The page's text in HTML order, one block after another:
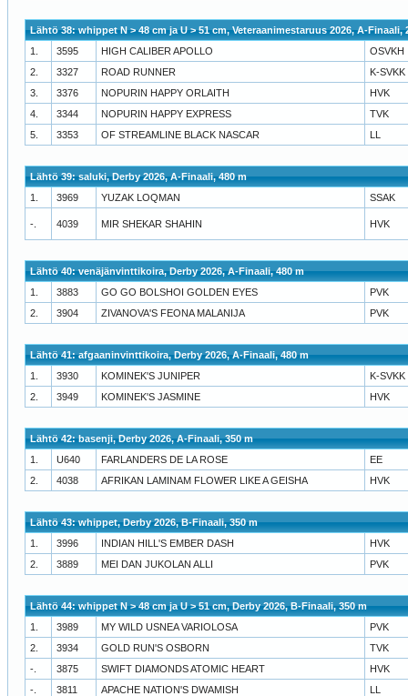
Lähtö 38: whippet N > 48 cm ja U > 51 cm, Veteraanimestaruus 2026, A-Finaali,
1.
3595 HIGH CALIBER APOLLO
OSVKH
2.
3327 ROAD RUNNER
K-SVKK
3.
3376 NOPURIN HAPPY ORLAITH
HVK
4.
3344 NOPURIN HAPPY EXPRESS
TVK
5.
3353 OF STREAMLINE BLACK NASCAR LL
Lähtö 39: saluki, Derby 2026, A-Finaali, 480 m
1.
3969 YUZAK LOQMAN SSAK
-. 4039 MIR SHEKAR SHAHIN HVK
Lähtö 40: venäjänvinttikoira, Derby 2026, A-Finaali, 480 m
1.
3883 GO GO BOLSHOI GOLDEN EYES
PVK
2.
3904 ZIVANOVA'S FEONA MALANIJA PVK
Lähtö 41: afgaaninvinttikoira, Derby 2026, A-Finaali, 480 m
1.
3930 KOMINEK'S JUNIPER
K-SVKK
2.
3949 KOMINEK'S JASMINE HVK
Lähtö 42: basenji, Derby 2026, A-Finaali, 350 m
1.
U640 FARLANDERS DE LA ROSE
EE
2.
4038 AFRIKAN LAMINAM FLOWER LIKE A GEISHA HVK
Lähtö 43: whippet, Derby 2026, B-Finaali, 350 m
1.
3996 INDIAN HILL'S EMBER DASH
HVK
2.
3889 MEI DAN JUKOLAN ALLI PVK
Lähtö 44: whippet N > 48 cm ja U > 51 cm, Derby 2026, B-Finaali, 350 m
1.
3989 MY WILD USNEA VARIOLOSA
PVK
2.
3934 GOLD RUN'S OSBORN
TVK
-.
3875 SWIFT DIAMONDS ATOMIC HEART
HVK
-.
3811 APACHE NATION'S DWAMISH LL